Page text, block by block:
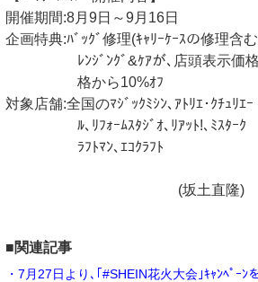
開催期間:8月9日～9月16日
企画特典:ﾊﾞｯｸﾞ修理(ｷｬﾘｰｹｰｽの修理含む
ﾚﾝｼﾞﾝｸﾞ&ｹｱが､店頭表示価格
格から10%ｵﾌ
対象店舗:全国のﾏｼﾞｯｸﾐｼﾝ､ｱﾄﾘｴ･ｸﾁｭﾘｴｰ
ﾙ､ﾘﾌｫｰﾑｽﾀｼﾞｵ､ﾘｱｯﾄ!､ﾐｽﾀｰｸ
ﾗﾌﾄﾏﾝ､ｴｺｸﾗﾌﾄ
(坂土直隆)
■関連記事
・7月27日より､｢#SHEIN花火大会｣ｷｬﾝﾍﾟｰﾝ